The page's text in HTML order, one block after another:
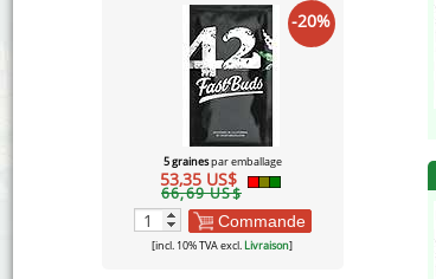
-20%
5 grainespar emballage
53,35 US$
66,69 US$
Commande
[incl. 10% TVA excl.Livraison]